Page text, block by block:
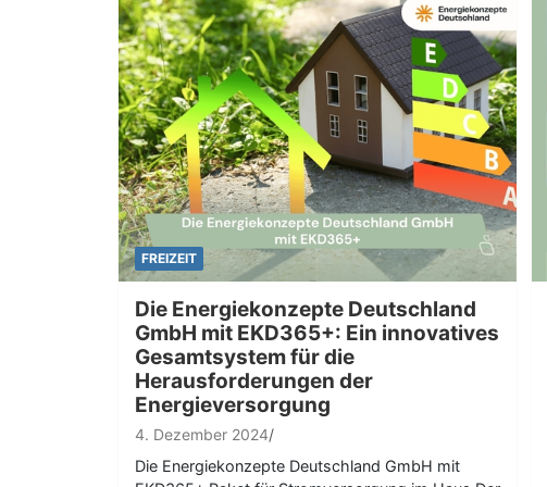
FREIZEIT
Die Energiekonzepte Deutschland
GmbH mit EKD365+: Ein innovatives
Gesamtsystem für die
Herausforderungen der
Energieversorgung
4. Dezember 2024
Die Energiekonzepte Deutschland GmbH mit